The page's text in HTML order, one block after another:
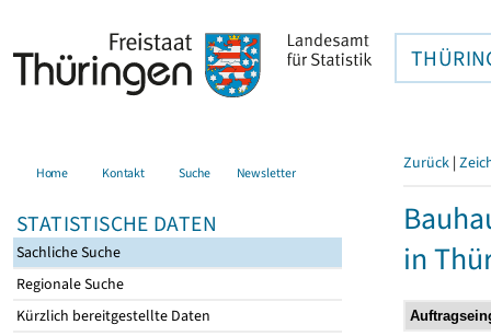
Home Kontakt Suche Newsletter
STATISTISCHE DATEN
Sachliche Suche
Regionale Suche
Kürzlich bereitgestellte Daten
Zurück |
in